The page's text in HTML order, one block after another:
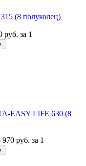
(8 полуколец)
руб. за 1
EASY LIFE 630 (8
970 руб. за 1